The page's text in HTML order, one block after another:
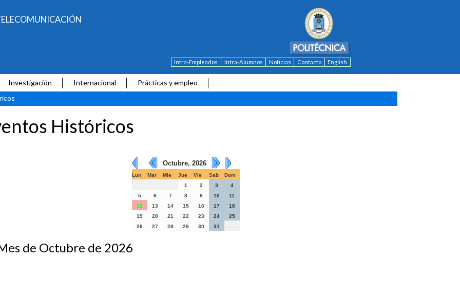
Intra-Empleados Intra-Alumnos Noticias Contacto English
Investigación Internacional
Prácticas y empleo
Históricos
Octubre, 2026
Lun Mar Mie Jue Vie Sab
Dom
1
2 3
4
5
6 7 8 9 10
11
12
13 14 15 16 17
18
19
20 21 22 23 24
25
26
27 28 29 30 31
de Octubre de 2026